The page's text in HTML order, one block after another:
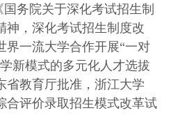
务院关于深化考试招生制
神，深化考试招生制度改
界一流大学合作开展“一对
新模式的多元化人才选拔
省教育厅批准，浙江大学
合评价录取招生模式改革试